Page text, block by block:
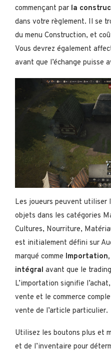
commençant par la
dans votre règlement. Il se
du menu Construction, et
Vous devrez également
avant que l’échange puisse
Les joueurs peuvent utiliser
objets dans les catégories
Cultures, Nourriture,
est initialement défini sur
marqué comme
intégral avant que le
L’importation signifie
vente et le commerce
vente de l’article particulier.
Utilisez les boutons plus et
et de l’inventaire pour